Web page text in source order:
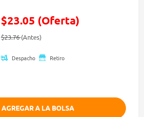
$23.05 (Oferta)
Precio reducido de
$23.76(Antes)(Oferta)
Despacho Retiro
AGREGAR A LA BOLSA